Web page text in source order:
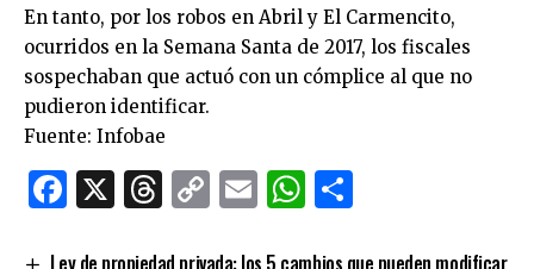
En tanto, por los robos en Abril y El Carmencito,
ocurridos en la Semana Santa de 2017, los fiscales
sospechaban que actuó con un cómplice al que no
pudieron identificar.
Fuente: Infobae
Facebook
X Threads
CopyEmailWhatsApp
Ley de propiedad privada: los 5 cambios que pueden modificar